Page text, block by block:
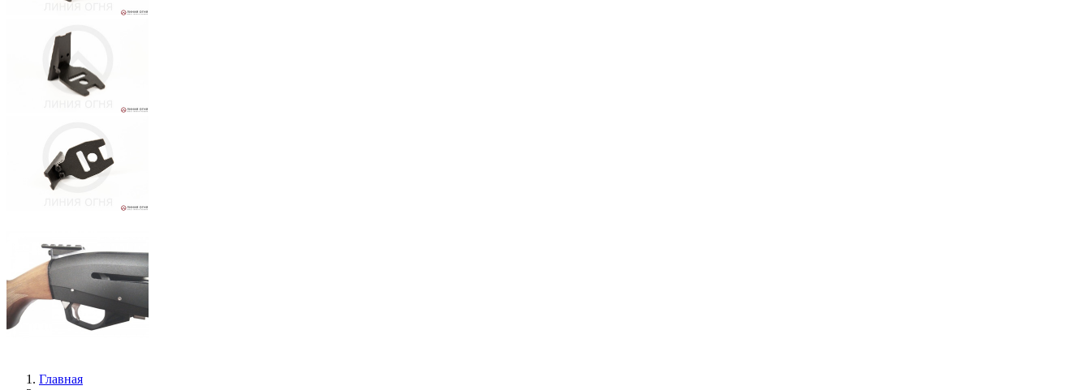
Главная